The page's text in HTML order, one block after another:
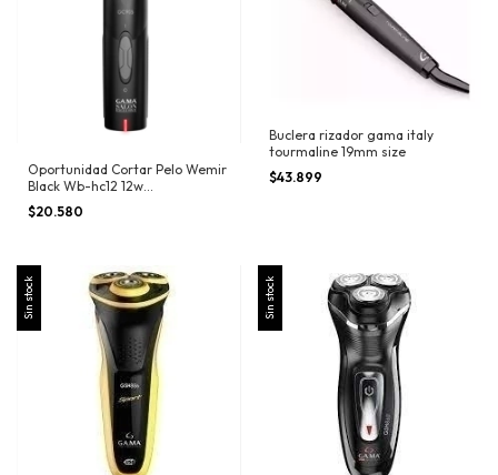
Oportunidad Cortar Pelo Wemir
Black Wb-hc12 12w
Ergonometrica Negro
$20.580
Buclera rizador gama italy
tourmaline 19mm size
$43.899
Sin stock Sin stock